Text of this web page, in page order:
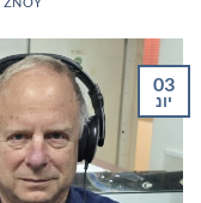
03
יונ